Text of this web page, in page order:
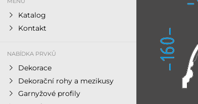
Katalog
Kontakt
NABÍDKA PRVKŮ
Dekorace
Dekorační rohy a mezikusy
Garnyžové profily